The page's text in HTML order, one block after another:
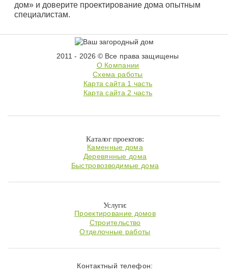
дом» и доверите проектирование дома опытным
специалистам.
2011 - 2026 © Все права защищены
О Компании
Схема работы
Карта сайта 1 часть
Карта сайта 2 часть
Каталог проектов:
Каменные дома
Деревянные дома
Быстровозводимые дома
Услуги:
Проектирование домов
Строительство
Отделочные работы
Контактный телефон: